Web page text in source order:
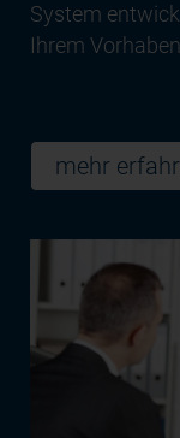
System
Ihrem
mehr